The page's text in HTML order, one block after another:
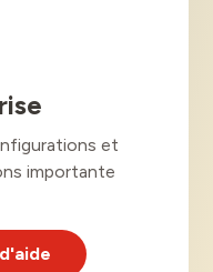
et
importante